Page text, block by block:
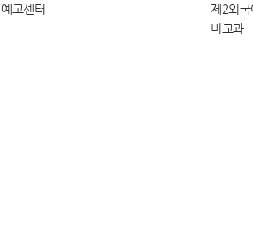
예고센터
제2외국
비교과